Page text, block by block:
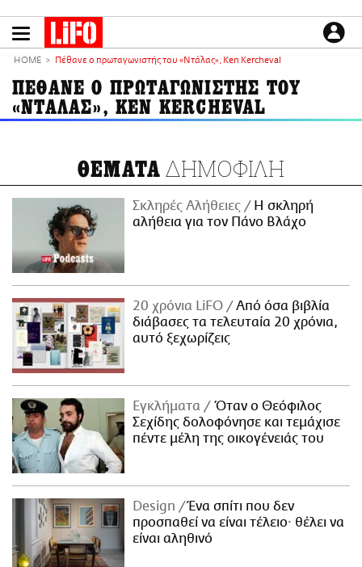
το
κυρίως
LIFO SHOP
NEWSLETTER
ΜΙΚΡΟΠΡΑΓΜΑΤΑ
THE GOOD LIFO
LIFOLAND
CITY GUIDE
ΑΜΠΑ
PRINT
ΕΙΔΗΣΕΙΣ
CULTURE
ΑΠΟΨΕΙΣ
PODCASTS
Plus
HOME Πέθανε ο πρωταγωνιστής του «Ντάλας», Ken Kercheval
ΠΕΘΑΝΕ Ο ΠΡΩΤΑΓΩΝΙΣΤΗΣ ΤΟΥ
«ΝΤΑΛΑΣ», KEN KERCHEVAL
ΘΕΜΑΤΑ ΔΗΜΟΦΙΛΗ
Σκληρές Αλήθειες
H σκληρή
αλήθεια για τον Πάνο Βλάχο
20 χρόνια LiFO
Από όσα βιβλία
διάβασες τα τελευταία 20 χρόνια,
αυτό ξεχωρίζεις
Εγκλήματα
Όταν ο Θεόφιλος
Σεχίδης δολοφόνησε και τεμάχισε
πέντε μέλη της οικογένειάς του
Design
Ένα σπίτι που δεν
προσπαθεί να είναι τέλειο· θέλει να
είναι αληθινό